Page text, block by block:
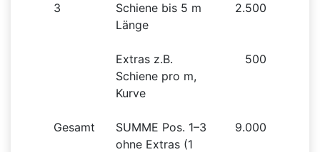
3
Schiene bis 5 m
Länge
2.500
Extras z.B.
Schiene pro m,
Kurve
500
Gesamt
SUMME Pos. 1–3
ohne Extras (1
9.000